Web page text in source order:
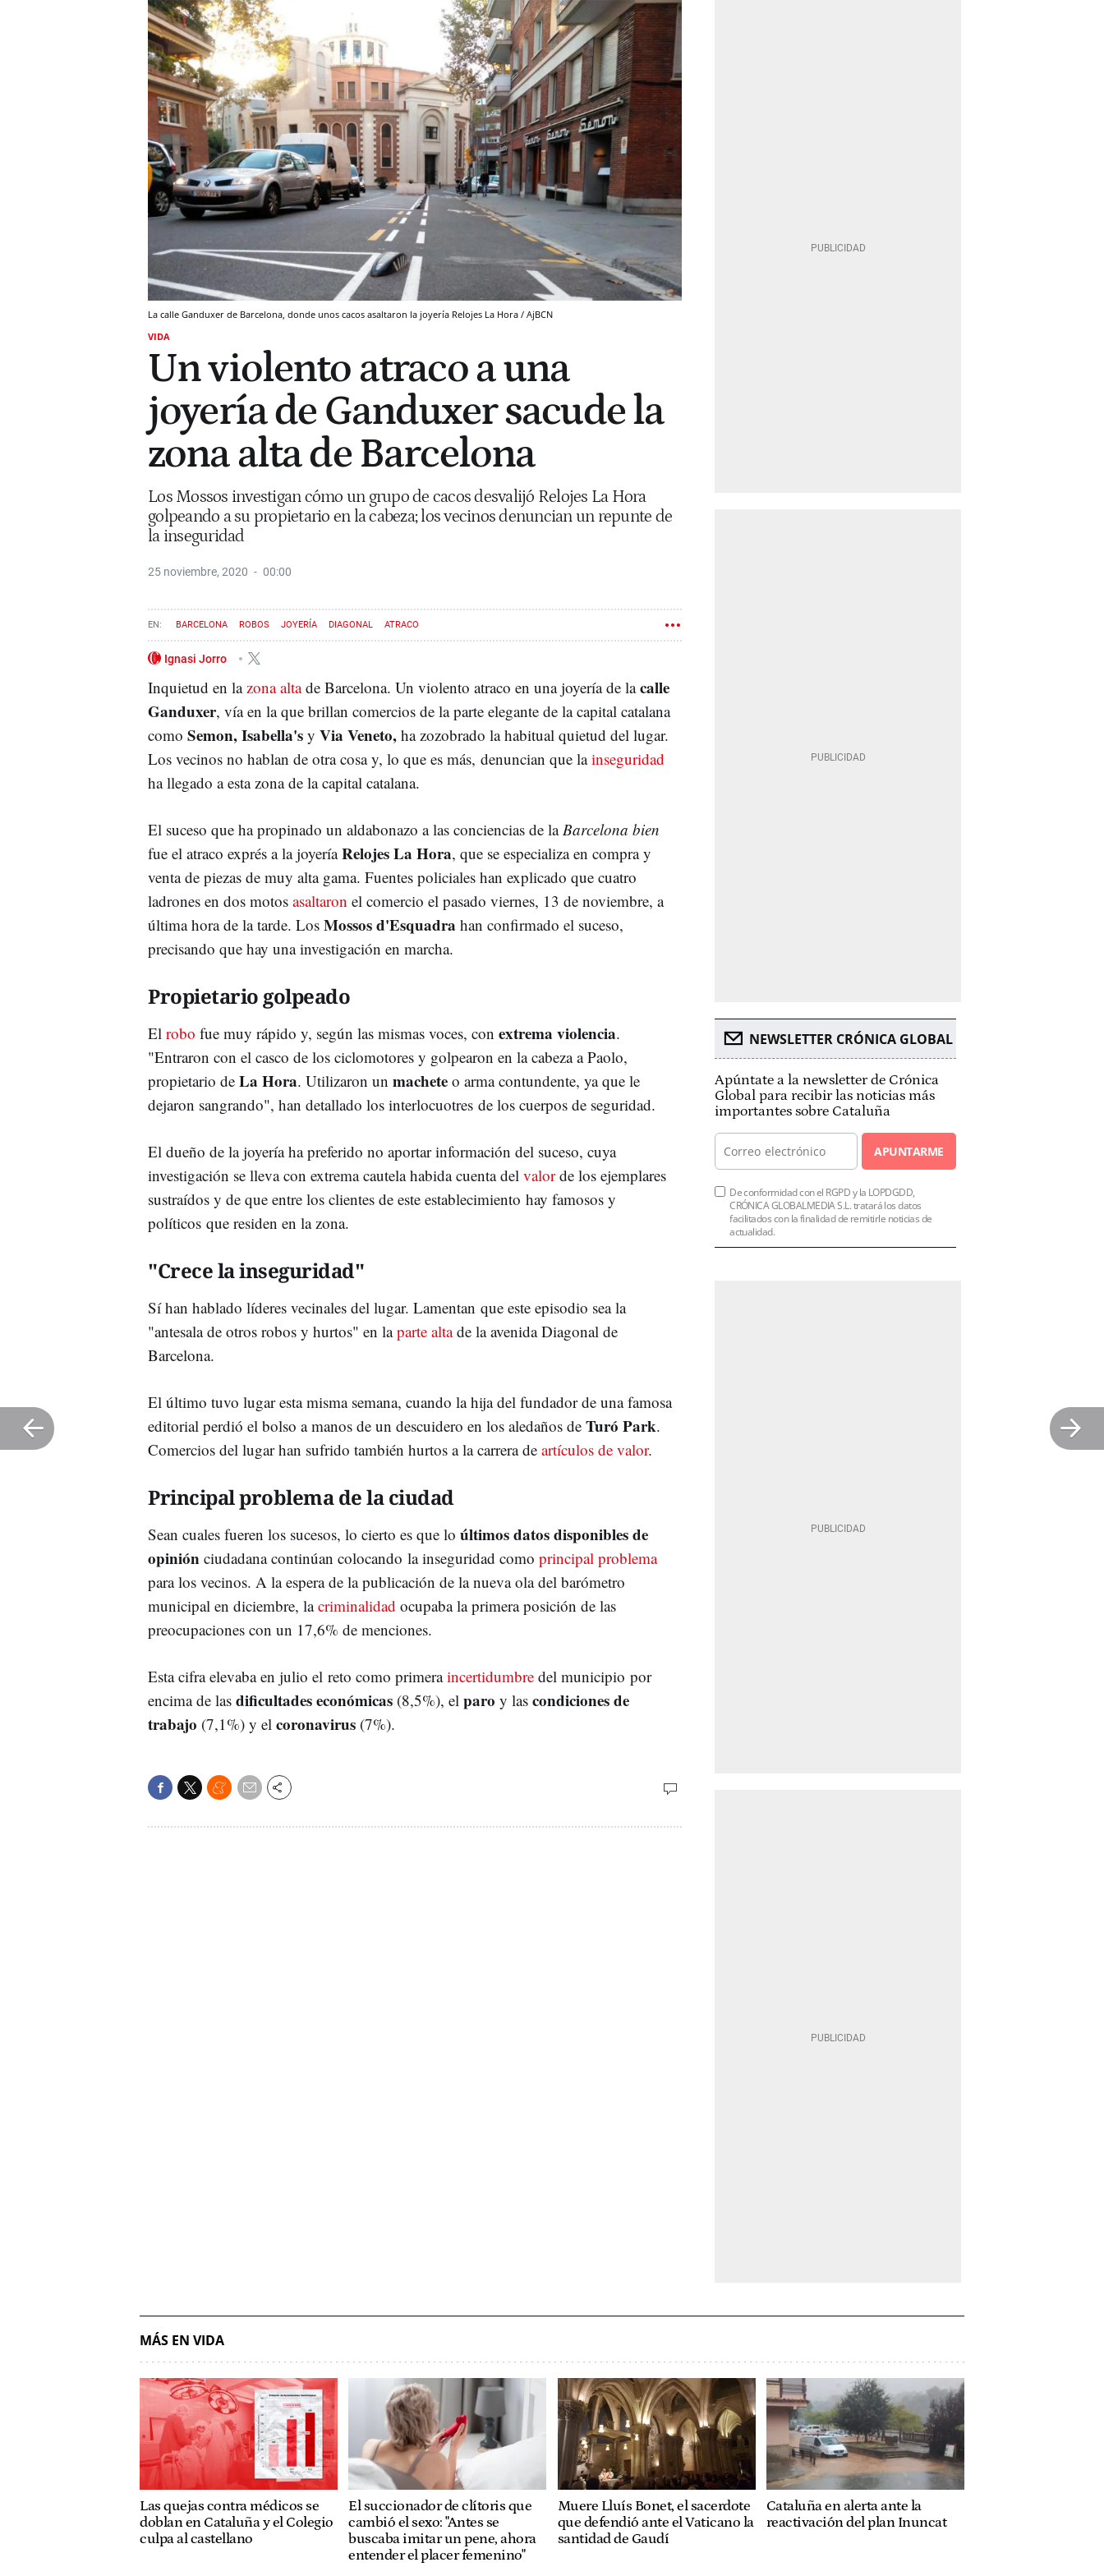
La calle Ganduxer de Barcelona, donde unos cacos asaltaron la joyería Relojes La Hora / AjBCN
VIDA
Un violento atraco a una
joyería de Ganduxer sacude la
zona alta de Barcelona
Los Mossos investigan cómo un grupo de cacos desvalijó Relojes La Hora
golpeando a su propietario en la cabeza; los vecinos denuncian un repunte de
la inseguridad
25 noviembre, 2020 00:00
BARCELONA ROBOS JOYERÍA DIAGONAL ATRACO
Ignasi Jorro
Inquietud en la zona altade Barcelona. Un violento atraco en una joyería de lacalle
Ganduxer, vía en la que brillan comercios de la parte elegante de la capital catalana
como Semon, Isabella's y Via Veneto, ha zozobrado la habitual quietud del lugar.
Los vecinos no hablan de otra cosa y, lo que es más, denuncian que lainseguridad
ha llegado a esta zona de la capital catalana.
El suceso que ha propinado un aldabonazo a las conciencias de la Barcelona bien
fue el atraco exprés a la joyeríaRelojes La Hora, que se especializa en compra y
venta de piezas de muy alta gama. Fuentes policiales han explicado que cuatro
ladrones en dos motos asaltaron el comercio el pasado viernes, 13 de noviembre, a
última hora de la tarde. Los Mossos d'Esquadra han confirmado el suceso,
precisando que hay una investigación en marcha.
Propietario golpeado
El robo fue muy rápido y, según las mismas voces, con extrema violencia.
"Entraron con el casco de los ciclomotores y golpearon en la cabeza a Paolo,
propietario de La Hora. Utilizaron un machete o arma contundente, ya que le
dejaron sangrando", han detallado los interlocuotres de los cuerpos de seguridad.
El dueño de la joyería ha preferido no aportar información del suceso, cuya
investigación se lleva con extrema cautela habida cuenta del valorde los ejemplares
sustraídos y de que entre los clientes de este establecimiento hay famosos y
políticos que residen en la zona.
"Crece la inseguridad"
Sí han hablado líderes vecinales del lugar. Lamentan que este episodio sea la
"antesala de otros robos y hurtos" en laparte altade la avenida Diagonal de
Barcelona.
El último tuvo lugar esta misma semana, cuando la hija del fundador de una famosa
editorial perdió el bolso a manos de un descuidero en los aledaños de Turó Park.
Comercios del lugar han sufrido también hurtos a la carrera de artículos de valor.
Principal problema de la ciudad
Sean cuales fueren los sucesos, lo cierto es que lo últimos datos disponibles de
opinión ciudadana continúan colocando la inseguridad como principal problema
para los vecinos. A la espera de la publicación de la nueva ola del barómetro
municipal en diciembre, lacriminalidad ocupaba la primera posición de las
preocupaciones con un 17,6% de menciones.
Esta cifra elevaba en julio el reto como primeraincertidumbre del municipio por
encima de las dificultades económicas (8,5%), el paro y las condiciones de
trabajo (7,1%) y el coronavirus (7%).
NEWSLETTER CRÓNICA GLOBAL
Apúntate a la newsletter de Crónica
Global para recibir las noticias más
importantes sobre Cataluña
APUNTARME
De conformidad con el RGPD y la LOPDGDD,
CRÓNICA GLOBALMEDIA S.L. tratará los datos
facilitados con la finalidad de remitirle noticias de
actualidad.
MÁS EN VIDA
Las quejas contra médicos se
doblan en Cataluña y el Colegio
culpa al castellano
El succionador de clítoris que
cambió el sexo: "Antes se
buscaba imitar un pene, ahora
entender el placer femenino"
Muere Lluís Bonet, el sacerdote
que defendió ante el Vaticano la
santidad de Gaudí
Cataluña en alerta ante la
reactivación del plan Inuncat